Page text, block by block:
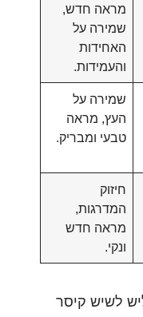
מראה חדש,
שמירה על
האחידות
והעמידות.
שמירה על
העץ, מראה
טבעי ומבריק.
חיזוק
המדרגות,
מראה חדש
ונקי.